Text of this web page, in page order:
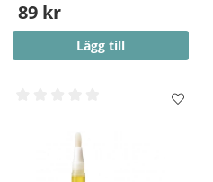
89 kr
Lägg till